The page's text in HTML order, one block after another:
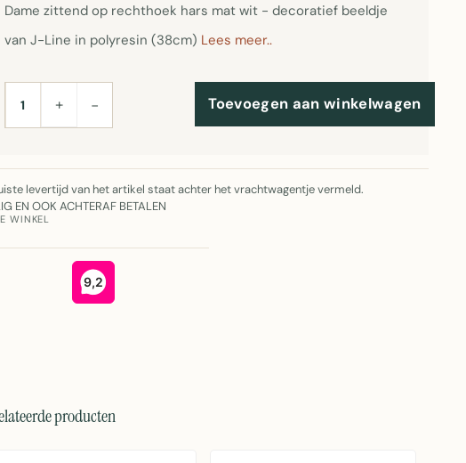
Dame zittend op rechthoek hars mat wit - decoratief beeldje
van J-Line in polyresin (38cm) Lees meer..
AANTAL+ − Toevoegen aan winkelwagen
levertijd van het artikel staat achter het vrachtwagentje vermeld.
EN OOK ACHTERAF BETALEN
WINKEL
producten